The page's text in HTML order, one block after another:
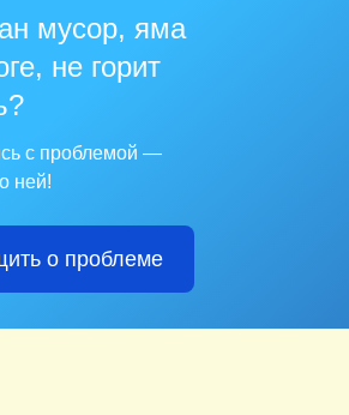
мусор, яма
не горит
с проблемой —
ней!
о проблеме